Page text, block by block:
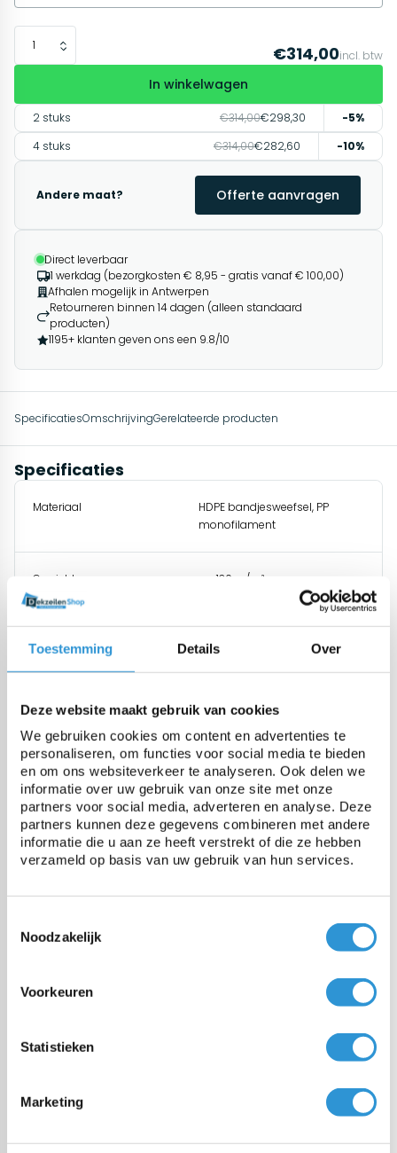
Toestemming Details Over
Deze website maakt gebruik van cookies
We gebruiken cookies om content en advertenties te
personaliseren, om functies voor social media te bieden
en om ons websiteverkeer te analyseren. Ook delen we
informatie over uw gebruik van onze site met onze
partners voor social media, adverteren en analyse. Deze
partners kunnen deze gegevens combineren met andere
informatie die u aan ze heeft verstrekt of die ze hebben
verzameld op basis van uw gebruik van hun services.
Noodzakelijk
Voorkeuren
Statistieken
Marketing
€314,00incl. btw
In winkelwagen
2 stuks €314,00€298,30
-5%
4 stuks
€314,00€282,60 -10%
Andere maat? Offerte aanvragen
Direct leverbaar
1 werkdag (bezorgkosten € 8,95 - gratis vanaf € 100,00)
Afhalen mogelijk in Antwerpen
Retourneren binnen 14 dagen (alleen standaard
producten)
1195+ klanten geven ons een 9.8/10
SpecificatiesOmschrijvingGerelateerde producten
Specificaties
Materiaal
HDPE bandjesweefsel, PP
monofilament
Gewicht ca. 130 gr/m²
UV gestabiliseerd ja, 300 Kly
Temperatuurbestendigheid -40 tot +80°C
Windreductie 90%